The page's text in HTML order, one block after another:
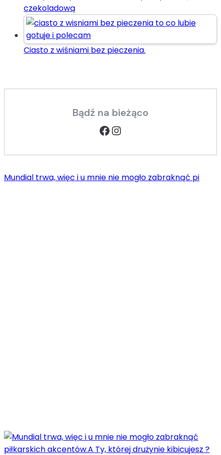
czekoladową
Ciasto z wiśniami bez pieczenia.
Bądź na bieżąco
Facebook
Instagram
Mundial trwa, więc i u mnie nie mogło zabraknąć pi